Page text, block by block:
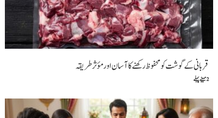
قربانی کے گوشت کو محفوظ رکھنے کا آسان اور مؤثر طریقہ
2 مہینے پہلے